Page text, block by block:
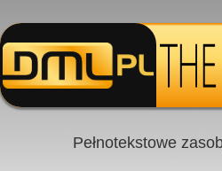
Pełnotekstowe